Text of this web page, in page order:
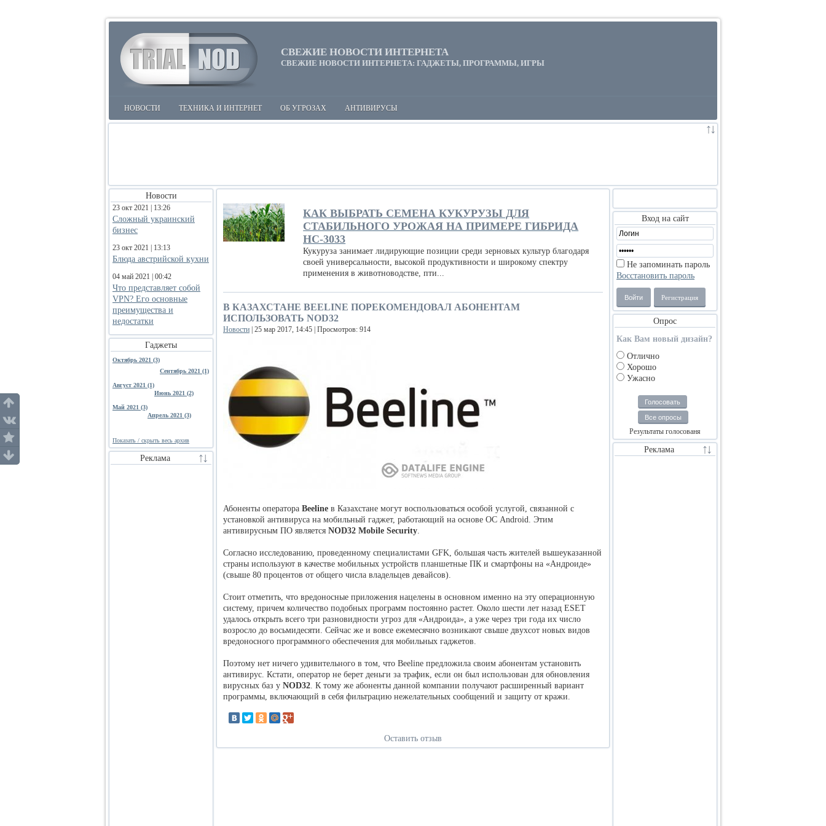
СВЕЖИЕ НОВОСТИ ИНТЕРНЕТА
СВЕЖИЕ НОВОСТИ ИНТЕРНЕТА: ГАДЖЕТЫ, ПРОГРАММЫ, ИГРЫ
НОВОСТИ ТЕХНИКА И ИНТЕРНЕТ ОБ УГРОЗАХ АНТИВИРУСЫ
Новости
23 окт 2021 | 13:26
Сложный украинский
бизнес
23 окт 2021 | 13:13
Блюда австрийской кухни
04 май 2021 | 00:42
Что представляет собой
VPN? Его основные
преимущества и
недостатки
Гаджеты
Октябрь 2021 (3)
Сентябрь 2021 (1)
Август 2021 (1)
Июнь 2021 (2)
Май 2021 (3)
Апрель 2021 (3)
Показать / скрыть весь архив
Реклама
КАК ВЫБРАТЬ СЕМЕНА КУКУРУЗЫ ДЛЯ
СТАБИЛЬНОГО УРОЖАЯ НА ПРИМЕРЕ ГИБРИДА
НС-3033
Кукуруза занимает лидирующие позиции среди зерновых культур благодаря
своей универсальности, высокой продуктивности и широкому спектру
применения в животноводстве, пти...
В КАЗАХСТАНЕ BEELINE ПОРЕКОМЕНДОВАЛ АБОНЕНТАМ
ИСПОЛЬЗОВАТЬ NOD32
Новости | 25 мар 2017, 14:45 | Просмотров: 914
Абоненты оператора Beeline в Казахстане могут воспользоваться особой услугой, связанной с
установкой антивируса на мобильный гаджет, работающий на основе ОС Android. Этим
антивирусным ПО является NOD32 Mobile Security.
Согласно исследованию, проведенному специалистами GFK, большая часть жителей вышеуказанной
страны используют в качестве мобильных устройств планшетные ПК и смартфоны на «Андроиде»
(свыше 80 процентов от общего числа владельцев девайсов).
Стоит отметить, что вредоносные приложения нацелены в основном именно на эту операционную
систему, причем количество подобных программ постоянно растет. Около шести лет назад ESET
удалось открыть всего три разновидности угроз для «Андроида», а уже через три года их число
возросло до восьмидесяти. Сейчас же и вовсе ежемесячно возникают свыше двухсот новых видов
вредоносного программного обеспечения для мобильных гаджетов.
Поэтому нет ничего удивительного в том, что Beeline предложила своим абонентам установить
антивирус. Кстати, оператор не берет деньги за трафик, если он был использован для обновления
вирусных баз у NOD32. К тому же абоненты данной компании получают расширенный вариант
программы, включающий в себя фильтрацию нежелательных сообщений и защиту от кражи.
Оставить отзыв
Вход на сайт
Не запоминать пароль
Восстановить пароль
Войти Регистрация
Опрос
Как Вам новый дизайн?
Отлично
Хорошо
Ужасно
Голосовать
Все опросы
Результаты голосованя
Реклама